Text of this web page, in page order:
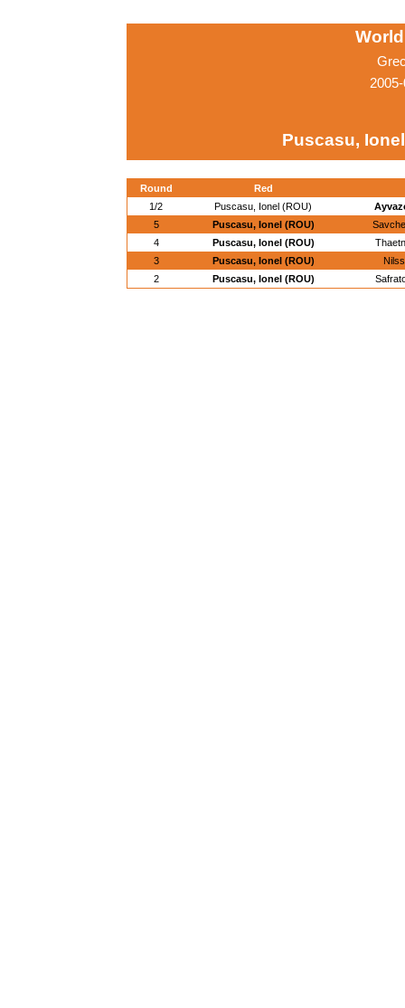
Puscasu,
Round
Red
1/2
Puscasu, Ionel (ROU)
5
Puscasu, Ionel (ROU)
4
Puscasu, Ionel (ROU)
3
Puscasu, Ionel (ROU)
2
Puscasu, Ionel (ROU)